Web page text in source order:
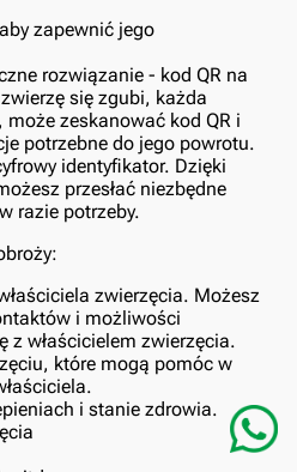
zapewnić jego
rozwiązanie - kod QR na
się zgubi, każda
zeskanować kod QR i
potrzebne do jego powrotu.
identyfikator. Dzięki
przesłać niezbędne
razie potrzeby.
zwierzęcia. Możesz
i możliwości
z właścicielem zwierzęcia.
które mogą pomóc w
i stanie zdrowia.